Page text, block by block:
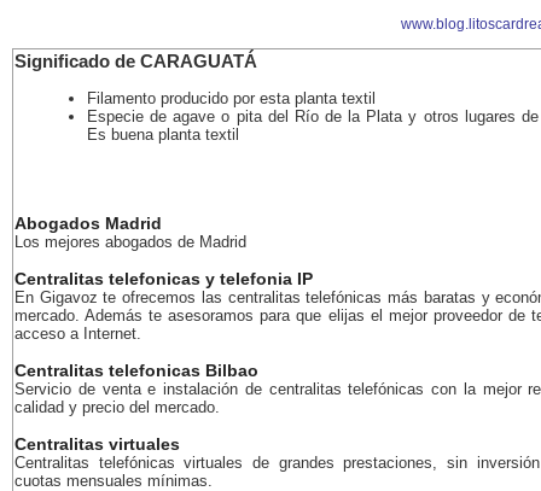
Significado de CARAGUATÁ
Filamento producido por esta planta textil
Especie de agave o pita del Río de la Plata y otros lugares
Es buena planta textil
Abogados Madrid
Los mejores abogados de Madrid
Centralitas telefonicas y telefonia IP
En Gigavoz te ofrecemos las centralitas telefónicas más baratas y
mercado. Además te asesoramos para que elijas el mejor proveedor de
acceso a Internet.
Centralitas telefonicas Bilbao
Servicio de venta e instalación de centralitas telefónicas con la mejor
calidad y precio del mercado.
Centralitas virtuales
Centralitas telefónicas virtuales de grandes prestaciones, sin
cuotas mensuales mínimas.